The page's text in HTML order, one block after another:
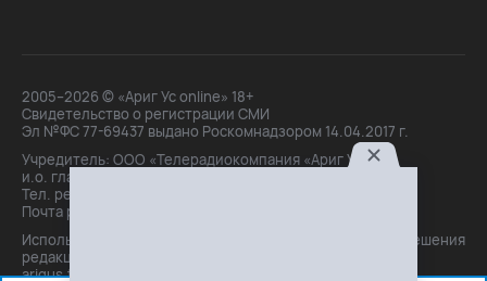
2005–2026 © «Ариг Ус online» 18+
Свидетельство о регистрации СМИ
Эл №ФС 77-69437 выдано Роскомнадзором 14.04.2017 г.
Учредитель: ООО «Телерадиокомпания «Ариг Ус»,
и.о. главного редактора: Маханова О.Б.
Тел. peдakции: +7(3012)21-30-14,
Почта peдakции: editor@arigus.tv
Использование материалов только с письменного разрешения
редакции. При цитировании прямая активная ссылка на
arigus.tv обязательна.